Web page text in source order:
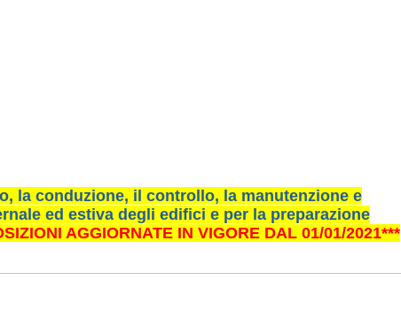
la conduzione, il controllo, la manutenzione e
ed estiva degli edifici e per la preparazione
AGGIORNATE IN VIGORE DAL 01/01/2021***